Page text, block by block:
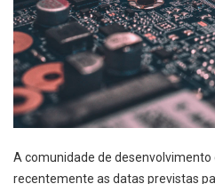
A comunidade de desenvolvimento
recentemente as datas previstas